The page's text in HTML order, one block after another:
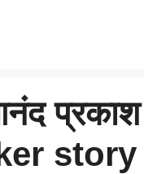
story